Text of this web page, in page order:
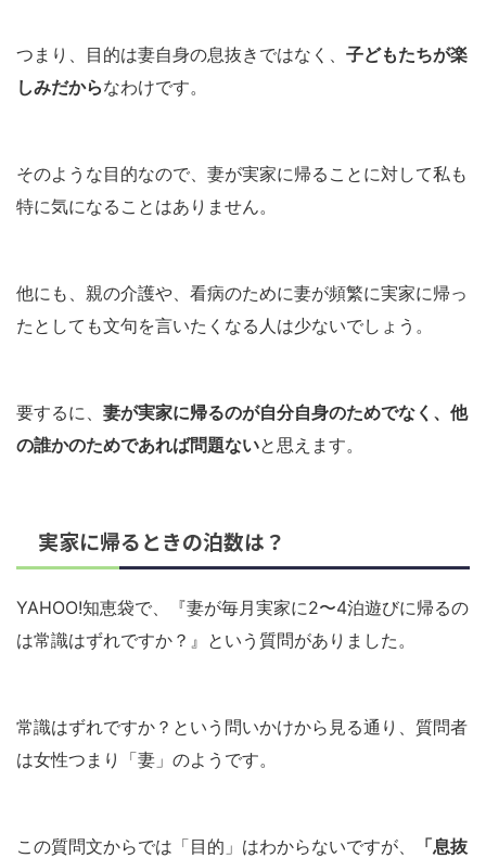
つまり、目的は妻自身の息抜きではなく、 子どもたちが楽
しみだからなわけです。
そのような目的なので、妻が実家に帰ることに対して私も
特に気になることはありません。
他にも、親の介護や、看病のために妻が頻繁に実家に帰っ
たとしても文句を言いたくなる人は少ないでしょう。
要するに、 妻が実家に帰るのが自分自身のためでなく、他
の誰かのためであれば問題ないと思えます。
実家に帰るときの泊数は？
YAHOO!知恵袋で、『妻が毎月実家に2〜4泊遊びに帰るの
は常識はずれですか？』という質問がありました。
常識はずれですか？という問いかけから見る通り、質問者
は女性つまり「妻」のようです。
この質問文からでは「目的」はわからないですが、
「息抜